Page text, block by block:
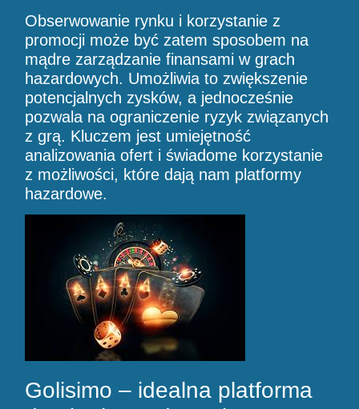
Obserwowanie rynku i korzystanie z
promocji może być zatem sposobem na
mądre zarządzanie finansami w grach
hazardowych. Umożliwia to zwiększenie
potencjalnych zysków, a jednocześnie
pozwala na ograniczenie ryzyk związanych
z grą. Kluczem jest umiejętność
analizowania ofert i świadome korzystanie
z możliwości, które dają nam platformy
hazardowe.
Golisimo – idealna platforma